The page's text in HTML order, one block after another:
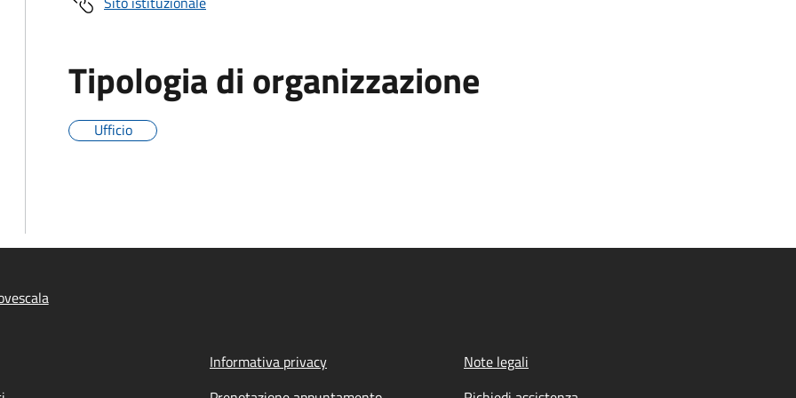
Tipologia di organizzazione
Ufficio
Informativa privacy
Note legali